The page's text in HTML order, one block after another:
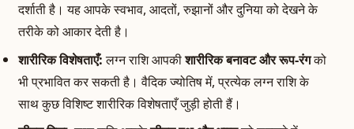
दर्शाती है। यह आपके स्वभाव, आदतों, रुझानों और दुनिया को देखने के
तरीके को आकार देती है।
शारीरिक विशेषताएँ:लग्न राशि आपकीशारीरिक बनावट और रूप-रंगको
भी प्रभावित कर सकती है। वैदिक ज्योतिष में, प्रत्येक लग्न राशि के
साथ कुछ विशिष्ट शारीरिक विशेषताएँ जुड़ी होती हैं।